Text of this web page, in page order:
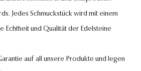
Jedes Schmuckstück wird mit einem
Echtheit und Qualität der Edelsteine
auf all unsere Produkte und legen